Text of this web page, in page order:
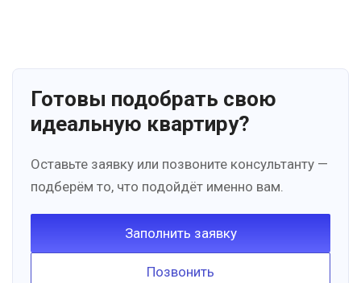
Готовы подобрать свою
идеальную квартиру?
Оставьте заявку или позвоните консультанту —
подберём то, что подойдёт именно вам.
Заполнить заявку
Позвонить